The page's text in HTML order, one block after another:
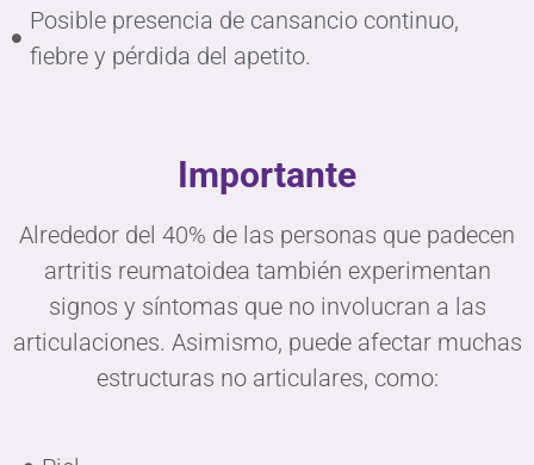
Posible presencia de cansancio continuo,
fiebre y pérdida del apetito.
Importante
Alrededor del 40% de las personas que padecen
artritis reumatoidea también experimentan
signos y síntomas que no involucran a las
articulaciones. Asimismo, puede afectar muchas
estructuras no articulares, como: